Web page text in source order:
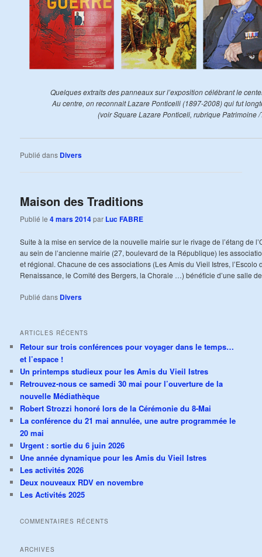
Quelques extraits des panneaux sur l’exposition célébrant le
Au centre, on reconnait Lazare Ponticelli (1897-2008) qui fut
(voir Square Lazare Ponticeli, rubrique Patrimoine /
Publié dans Divers
Maison des Traditions
Publié le4 mars 2014par Luc FABRE
Suite à la mise en service de la nouvelle mairie sur le rivage de l’étang de
au sein de l’ancienne mairie (27, boulevard de la République) les
et régional. Chacune de ces associations (Les Amis du Vieil Istres, l’Escolo
Renaissance, le Comité des Bergers, la Chorale …) bénéficie d’une salle
Publié dans Divers
ARTICLES RÉCENTS
Retour sur trois conférences pour voyager dans le temps…
et l’espace !
Un printemps studieux pour les Amis du Vieil Istres
Retrouvez-nous ce samedi 30 mai pour l’ouverture de la
nouvelle Médiathèque
Robert Strozzi honoré lors de la Cérémonie du 8-Mai
La conférence du 21 mai annulée, une autre programmée le
20 mai
Urgent : sortie du 6 juin 2026
Une année dynamique pour les Amis du Vieil Istres
Les activités 2026
Deux nouveaux RDV en novembre
Les Activités 2025
COMMENTAIRES RÉCENTS
ARCHIVES